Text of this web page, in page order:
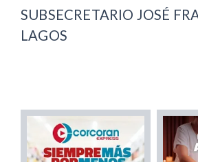
SUBSECRETARIO JOSÉ
LAGOS